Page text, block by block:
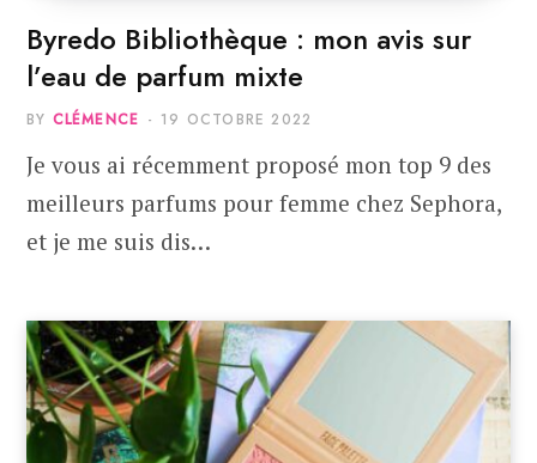
Byredo Bibliothèque : mon avis sur
l’eau de parfum mixte
BY CLÉMENCE 19 OCTOBRE 2022
Je vous ai récemment proposé mon top 9 des
meilleurs parfums pour femme chez Sephora,
et je me suis dis…